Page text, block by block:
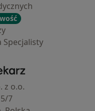
Specjalisty
- Strona główna
z o.o.
7